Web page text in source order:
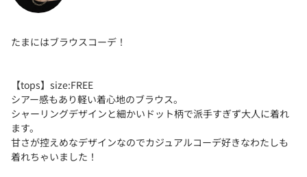
たまにはブラウスコーデ！
【tops】size:FREE
シアー感もあり軽い着心地のブラウス。
シャーリングデザインと細かいドット柄で派手すぎず大人に着れ
ます。
甘さが控えめなデザインなのでカジュアルコーデ好きなわたしも
着れちゃいました！